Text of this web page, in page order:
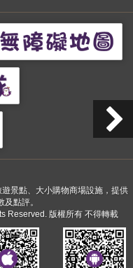
景點、大小購物商場設施，提供
點評。
Reserved. 版權所有 不得轉載